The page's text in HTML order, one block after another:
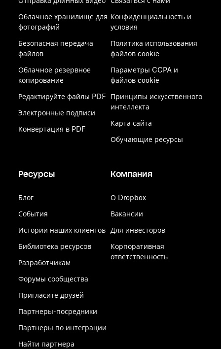
Облачное хранилище для
фотографий
Безопасная передача
файлов
Облачное резервное
копирование
Редактируйте файлы PDF
Электронные подписи
Конвертация в PDF
Конфиденциальность и
условия
Политика использования
файлов cookie
Параметры CCPA и
файлов cookie
Принципы искусственного
интеллекта
Карта сайта
Обучающие ресурсы
Ресурсы
Блог
События
Истории наших клиентов
Библиотека ресурсов
Разработчикам
Форумы сообщества
Пригласите друзей
Партнеры-посредники
Партнеры по интеграции
Найти партнера
Компания
О Dropbox
Вакансии
Для инвесторов
Корпоративная
ответственность